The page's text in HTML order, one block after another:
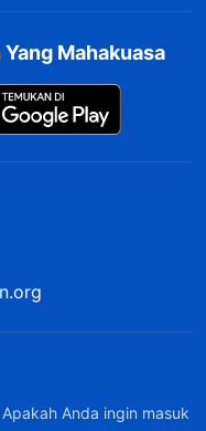
Mahakuasa
Anda ingin masuk